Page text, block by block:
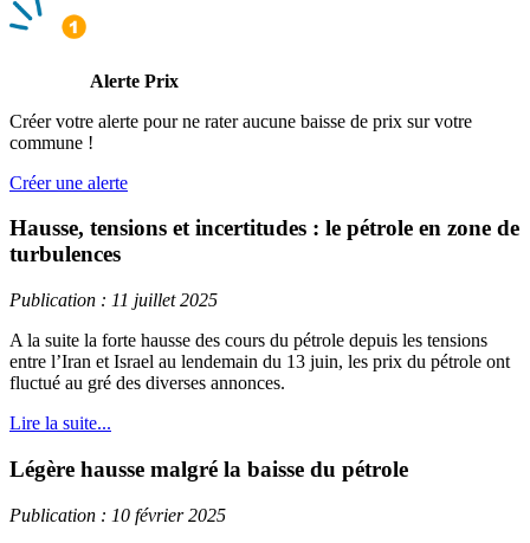
Alerte Prix
Créer votre alerte pour ne rater aucune baisse de prix sur votre
commune !
Créer une alerte
Hausse, tensions et incertitudes : le pétrole en zone de
turbulences
Publication : 11 juillet 2025
A la suite la forte hausse des cours du pétrole depuis les tensions
entre l’Iran et Israel au lendemain du 13 juin, les prix du pétrole ont
fluctué au gré des diverses annonces.
Lire la suite...
Légère hausse malgré la baisse du pétrole
Publication : 10 février 2025